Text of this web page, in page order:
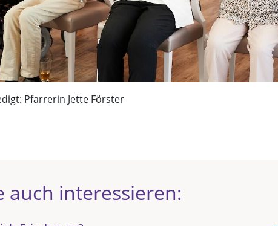
Pfarrerin Jette Förster
auch interessieren: